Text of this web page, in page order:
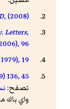
, (2008)
Letters,
96
19
136, 45
تصفح:
واي باك